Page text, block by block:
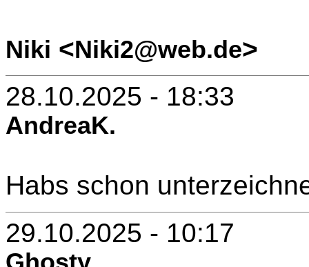
Niki <Niki2@web.de>
28.10.2025 - 18:33
AndreaK.
Habs schon
29.10.2025 - 10:17